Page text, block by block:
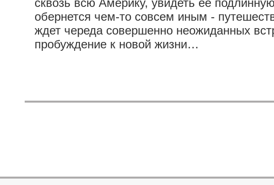
сквозь всю Америку, увидеть ее
обернется чем-то совсем иным -
ждет череда совершенно неожиданных
пробуждение к новой жизни…